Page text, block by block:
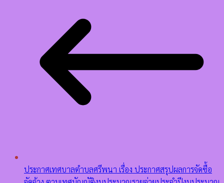
ประกาศเทศบาลตำบลศรีพนา เรื่อง ประกาศสรุปผลการจัดซื้อ